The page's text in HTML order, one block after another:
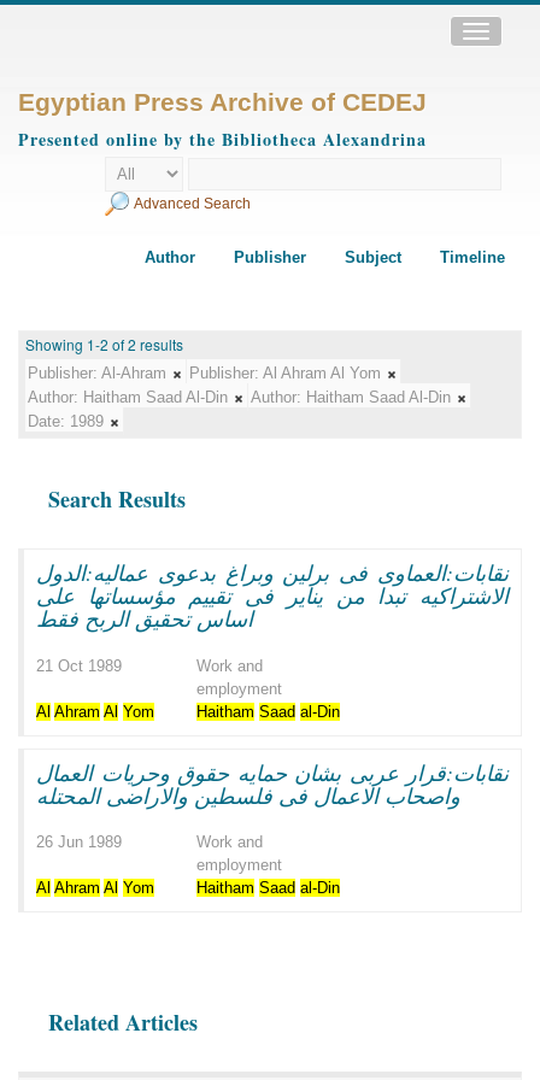
Toggle
Egyptian Press Archive of CEDEJ
Presented online by the Bibliotheca Alexandrina
Advanced Search
Author Publisher Subject Timeline
Showing 1-2 of 2 results
Publisher: Al-Ahram Publisher: Al Ahram Al Yom
Author: Haitham Saad Al-Din Author: Haitham Saad Al-Din
Date: 1989
Search Results
نقابات:العماوى فى برلين وبراغ بدعوى عماليه:الدول
الاشتراكيه تبدا من يناير فى تقييم مؤسساتها على
اساس تحقيق الربح فقط
21 Oct 1989
Work and
employment
Al Ahram Al Yom Haitham Saad al-Din
نقابات:قرار عربى بشان حمايه حقوق وحريات العمال
واصحاب الاعمال فى فلسطين والاراضى المحتله
26 Jun 1989
Work and
employment
Al Ahram Al Yom Haitham Saad al-Din
Related Articles